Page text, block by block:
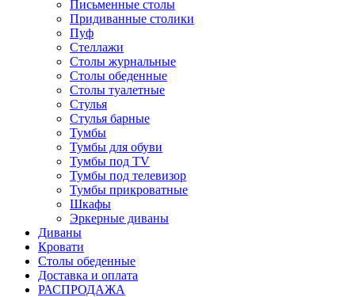
Письменные столы
Придиванные столики
Пуф
Стеллажи
Столы журнальные
Столы обеденные
Столы туалетные
Стулья
Стулья барные
Тумбы
Тумбы для обуви
Тумбы под TV
Тумбы под телевизор
Тумбы прикроватные
Шкафы
Эркерные диваны
Диваны
Кровати
Столы обеденные
Доставка и оплата
РАСПРОДАЖА